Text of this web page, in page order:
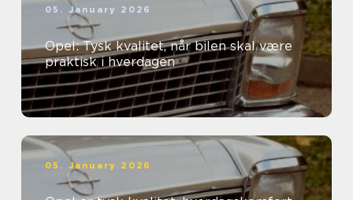
05. January 2026
Opel: Tysk kvalitet, når bilen skal være
praktisk i hverdagen
05. January 2026